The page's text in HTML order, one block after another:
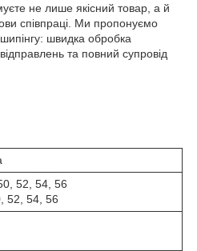
не лише якісний товар, а й
співпраці. Ми пропонуємо
швидка обробка
та повний супровід
52, 54, 56
52, 54, 56